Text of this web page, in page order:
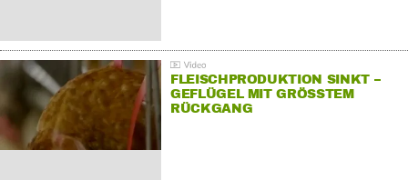
FLEISCHPRODUKTION SINKT –
GEFLÜGEL MIT GRÖSSTEM R
ÜCKGANG